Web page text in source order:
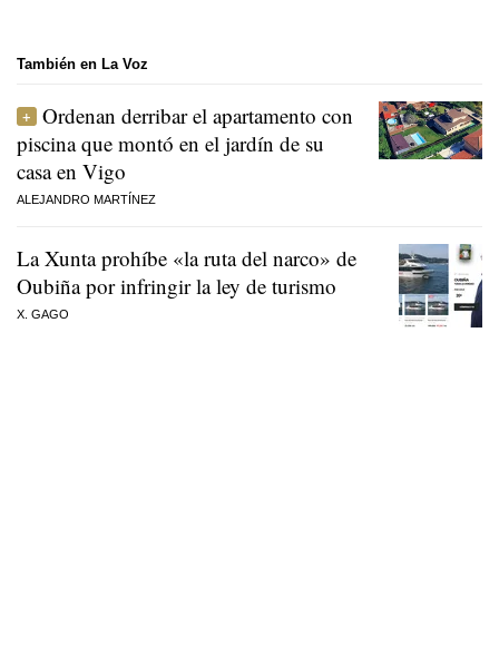
También en La Voz
Ordenan derribar el apartamento con
piscina que montó en el jardín de su
casa en Vigo
ALEJANDRO MARTÍNEZ
La Xunta prohíbe «la ruta del narco» de
Oubiña por infringir la ley de turismo
X. GAGO